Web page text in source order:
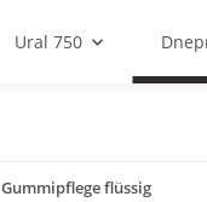
Ural 750
Gummipflege flüssig